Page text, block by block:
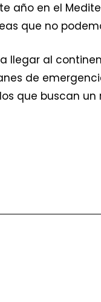
en el
que no
llegar al
de
que buscan un